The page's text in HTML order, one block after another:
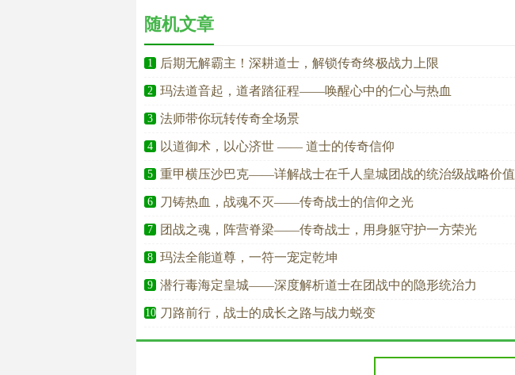
随机文章
1 后期无解霸主！深耕道士，解锁传奇终极战力上限
2 玛法道音起，道者踏征程——唤醒心中的仁心与热血
3 法师带你玩转传奇全场景
4 以道御术，以心济世 —— 道士的传奇信仰
5 重甲横压沙巴克——详解战士在千人皇城团战的统治级战略价值
6 刀铸热血，战魂不灭——传奇战士的信仰之光
7 团战之魂，阵营脊梁——传奇战士，用身躯守护一方荣光
8 玛法全能道尊，一符一宠定乾坤
9 潜行毒海定皇城——深度解析道士在团战中的隐形统治力
10 刀路前行，战士的成长之路与战力蜕变